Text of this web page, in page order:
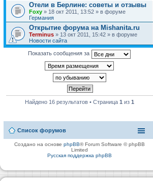
Отели в Берлине: советы и отзывы
Foxy » 18 окт 2011, 13:52 » в форуме
Германия
Открытие форума на Mishanita.ru
Terminus » 13 окт 2011, 15:42 » в форуме
Новости сайта
Показать сообщения за
Найдено 16 результатов • Страница1 из1
Список форумов
Создано на основеphpBB® Forum Software © phpBB
Limited
Русская поддержка phpBB